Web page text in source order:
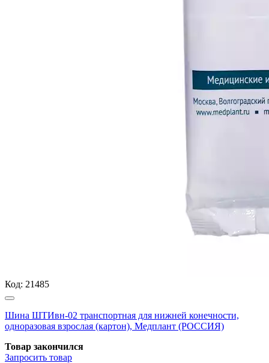
Код: 21485
Шина ШТИвн-02 транспортная для нижней конечности,
одноразовая взрослая (картон), Медплант (РОССИЯ)
Товар закончился
Запросить товар